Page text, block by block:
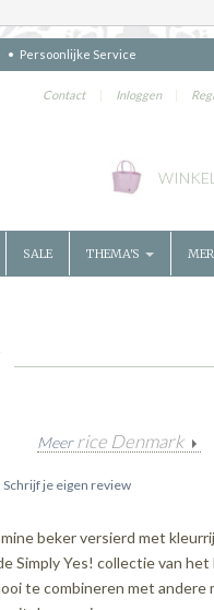
Persoonlijke Service
Contact | Inloggen |
SALE THEMA'S
Meerrice Denmark
Schrijf je eigen review
beker versierd met
Simply Yes! collectie van het
te combineren met andere